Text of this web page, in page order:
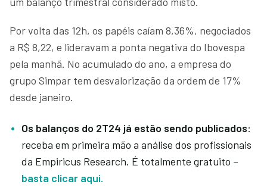
Por volta das 12h, os papéis caíam 8,36%, negociados
a R$ 8,22, e lideravam a ponta negativa do Ibovespa
pela manhã. No acumulado do ano, a empresa do
grupo Simpar tem desvalorização da ordem de 17%
desde janeiro.
Os balanços do 2T24 já estão sendo publicados:
receba em primeira mão a análise dos profissionais
da Empiricus Research. É totalmente gratuito –
basta clicar aqui.